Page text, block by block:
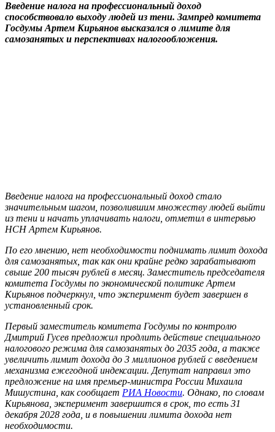
Введение налога на профессиональный доход
способствовало выходу людей из тени. Зампред комитета
Госдумы Артем Кирьянов высказался о лимите для
самозанятых и перспективах налогообложения.
Введение налога на профессиональный доход стало
значительным шагом, позволившим множеству людей выйти
из тени и начать уплачивать налоги, отметил в интервью
НСН Артем Кирьянов.
По его мнению, нет необходимости поднимать лимит дохода
для самозанятых, так как они крайне редко зарабатывают
свыше 200 тысяч рублей в месяц. Заместитель председателя
комитета Госдумы по экономической политике Артем
Кирьянов подчеркнул, что эксперимент будет завершен в
установленный срок.
Первый заместитель комитета Госдумы по контролю
Дмитрий Гусев предложил продлить действие специального
налогового режима для самозанятых до 2035 года, а также
увеличить лимит дохода до 3 миллионов рублей с введением
механизма ежегодной индексации. Депутат направил это
предложение на имя премьер-министра России Михаила
Мишустина, как сообщает РИА Новости. Однако, по словам
Кирьянова, эксперимент завершится в срок, то есть 31
декабря 2028 года, и в повышении лимита дохода нет
необходимости.